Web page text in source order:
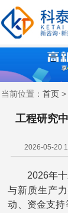
当前位置： 首页 >
工程研究
2026-05-20
2026年十
与新质生产
动、资金支